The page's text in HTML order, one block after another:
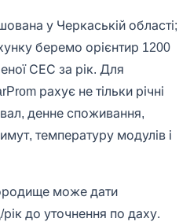
у Черкаській області;
беремо орієнтир 1200
СЕС за рік. Для
рахує не тільки річні
денне споживання,
температуру модулів і
може дати
до уточнення по даху.